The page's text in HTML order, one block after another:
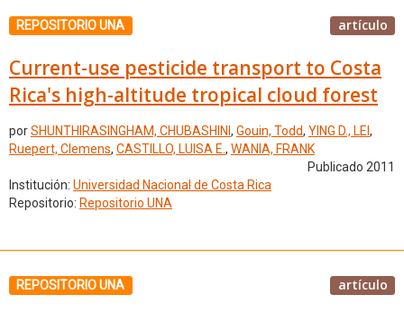
REPOSITORIO UNA artículo
Current-use pesticide transport to Costa
Rica's high-altitude tropical cloud forest
porSHUNTHIRASINGHAM, CHUBASHINI , Gouin, Todd, YING D., LEI ,
Ruepert, Clemens, CASTILLO, LUISA E., WANIA, FRANK
Publicado 2011
Institución: Universidad Nacional de Costa Rica
Repositorio: Repositorio UNA
REPOSITORIO UNA artículo